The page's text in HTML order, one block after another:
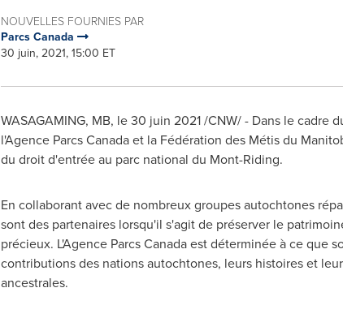
NOUVELLES FOURNIES PAR
Parcs Canada
30 juin, 2021, 15:00 ET
WASAGAMING, MB, le 30 juin 2021/CNW/ - Dans le cadre
l'Agence Parcs Canada et la Fédération des Métis du
du droit d'entrée au parc national du Mont-Riding.
En collaborant avec de nombreux groupes autochtones
sont des partenaires lorsqu'il s'agit de préserver le
précieux. L'Agence Parcs Canada est déterminée à ce
contributions des nations autochtones, leurs histoires et
ancestrales.